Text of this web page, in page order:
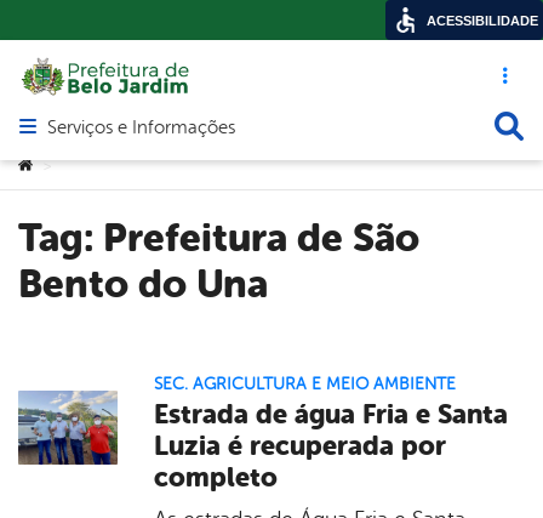
Acesso
Abrir menu principal de navegação
Serviços e Informações
Você está aqui:
>
Tag: Prefeitura de São
Bento do Una
SEC. AGRICULTURA E MEIO AMBIENTE
Estrada de água Fria e Santa
Luzia é recuperada por
completo
ACESSIBILIDADE